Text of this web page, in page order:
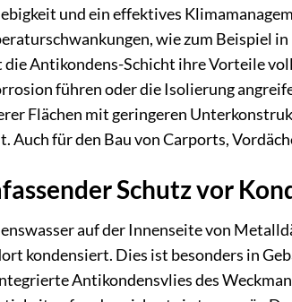
und ein effektives
wie zum Beispiel
Antikondens-Schicht ihre Vorteile
führen oder die Isolierung
Flächen mit geringeren
Auch für den Bau von Carports,
Schutz vor
auf der Innenseite von
kondensiert. Dies ist besonders in
Antikondensvlies des